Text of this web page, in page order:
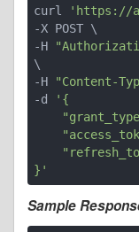
curl
'https://
-X POST \
-H
\
-H
"Content-
-d
'{
}'
Sample